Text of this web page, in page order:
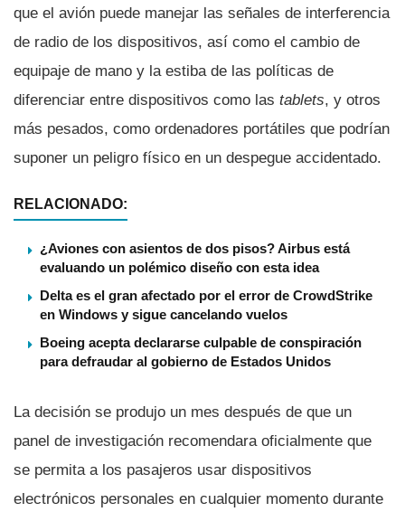
que el avión puede manejar las señales de interferencia
de radio de los dispositivos, así­ como el cambio de
equipaje de mano y la estiba de las polí­ticas de
diferenciar entre dispositivos como las tablets, y otros
más pesados, como ordenadores portátiles que podrí­an
suponer un peligro fí­sico en un despegue accidentado.
RELACIONADO:
¿Aviones con asientos de dos pisos? Airbus está
evaluando un polémico diseño con esta idea
Delta es el gran afectado por el error de CrowdStrike
en Windows y sigue cancelando vuelos
Boeing acepta declararse culpable de conspiración
para defraudar al gobierno de Estados Unidos
La decisión se produjo un mes después de que un
panel de investigación recomendara oficialmente que
se permita a los pasajeros usar dispositivos
electrónicos personales en cualquier momento durante